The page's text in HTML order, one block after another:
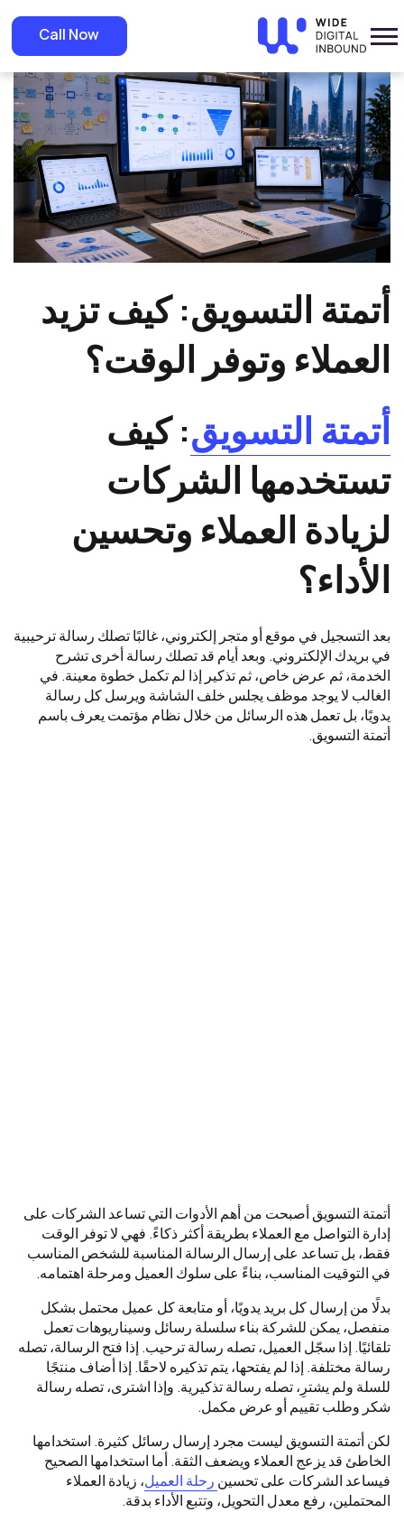
Call Now Home Blog
» أتمتة التسويق: كيف تزيد العملاء وتوفر الوقت؟
أتمتة التسويق: كيف تزيد
العملاء وتوفر الوقت؟
أتمتة التسويق: كيف
تستخدمها الشركات
لزيادة العملاء وتحسين
الأداء؟
بعد التسجيل في موقع أو متجر إلكتروني، غالبًا تصلك رسالة ترحيبية
في بريدك الإلكتروني. وبعد أيام قد تصلك رسالة أخرى تشرح
الخدمة، ثم عرض خاص، ثم تذكير إذا لم تكمل خطوة معينة. في
الغالب لا يوجد موظف يجلس خلف الشاشة ويرسل كل رسالة
يدويًا، بل تعمل هذه الرسائل من خلال نظام مؤتمت يعرف باسم
أتمتة التسويق.
أتمتة التسويق أصبحت من أهم الأدوات التي تساعد الشركات على
إدارة التواصل مع العملاء بطريقة أكثر ذكاءً. فهي لا توفر الوقت
فقط، بل تساعد على إرسال الرسالة المناسبة للشخص المناسب
في التوقيت المناسب، بناءً على سلوك العميل ومرحلة اهتمامه.
بدلًا من إرسال كل بريد يدويًا، أو متابعة كل عميل محتمل بشكل
منفصل، يمكن للشركة بناء سلسلة رسائل وسيناريوهات تعمل
تلقائيًا. إذا سجّل العميل، تصله رسالة ترحيب. إذا فتح الرسالة، تصله
رسالة مختلفة. إذا لم يفتحها، يتم تذكيره لاحقًا. إذا أضاف منتجًا
للسلة ولم يشترِ، تصله رسالة تذكيرية. وإذا اشترى، تصله رسالة
شكر وطلب تقييم أو عرض مكمل.
لكن أتمتة التسويق ليست مجرد إرسال رسائل كثيرة. استخدامها
الخاطئ قد يزعج العملاء ويضعف الثقة. أما استخدامها الصحيح
فيساعد الشركات على تحسين رحلة العميل، زيادة العملاء
المحتملين، رفع معدل التحويل، وتتبع الأداء بدقة.